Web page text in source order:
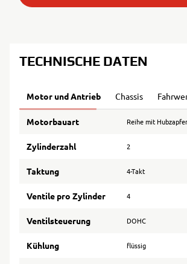
TECHNISCHE DATEN
Motor und Antrieb Chassis
Motorbauart Reihe mit
Zylinderzahl 2
Taktung 4-Takt
Ventile pro Zylinder 4
Ventilsteuerung DOHC
Kühlung flüssig